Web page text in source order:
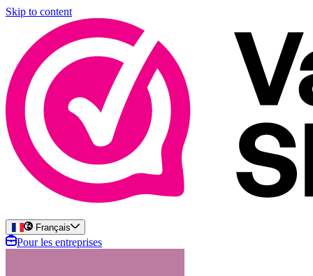
Skip to content
Français
Pour les entreprises